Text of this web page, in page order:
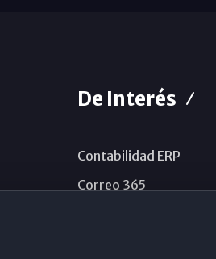
De Interés
Contabilidad ERP
Correo 365